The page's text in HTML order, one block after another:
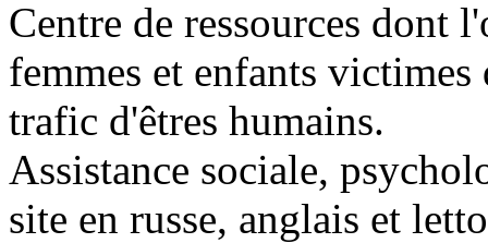
Centre de ressources dont
femmes et enfants
trafic d'êtres humains.
Assistance sociale,
site en russe, anglais et